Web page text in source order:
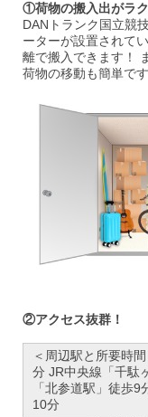
①荷物の搬入出がラク
DANトランク国立競
ーターが設置されて
離で搬入できます！
荷物の移動も簡単です
②アクセス抜群！
＜周辺駅と所要時
分 JR中央線「千駄
「北参道駅」徒歩
10分